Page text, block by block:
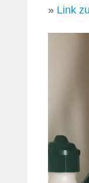
» Link